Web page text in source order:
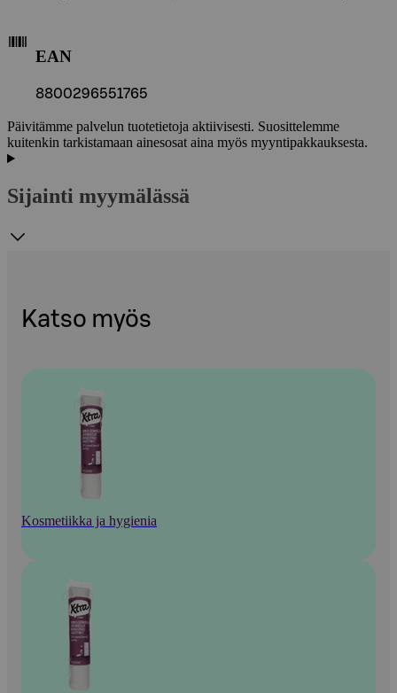
EAN
8800296551765
Päivitämme palvelun tuotetietoja aktiivisesti. Suosittelemme
kuitenkin tarkistamaan ainesosat aina myös myyntipakkauksesta.
Sijainti myymälässä
Katso myös
Kosmetiikka ja hygienia